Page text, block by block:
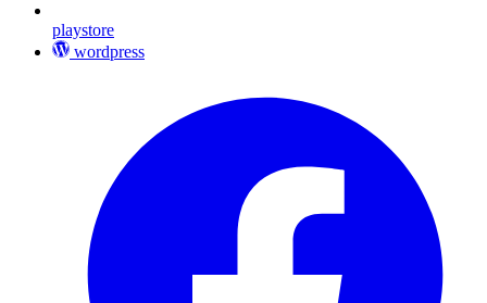
playstore
wordpress